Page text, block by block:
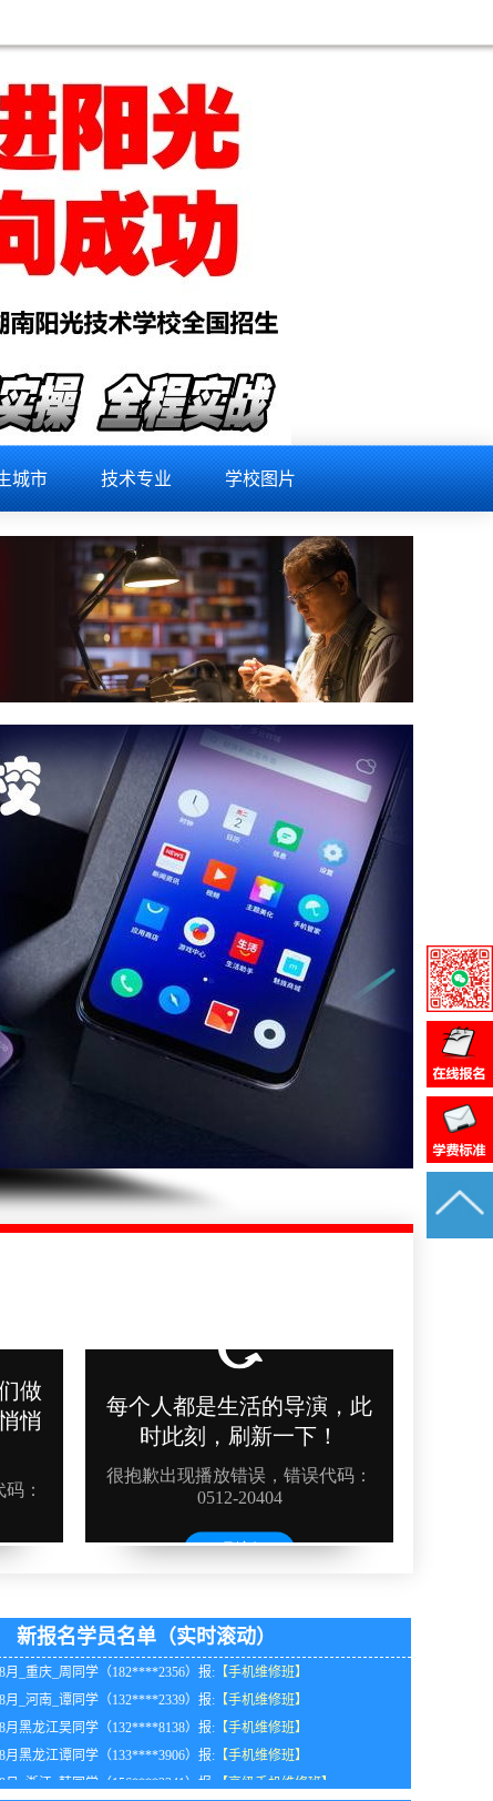
城市 技术专业 学校图片
新报名学员名单（实时滚动）
8月_广东_谭同学（134****2511）报:【高级手机维修班】
月_重庆_周同学（182****2356）报:【手机维修班】
8月_河南_谭同学（132****2339）报:
8月黑龙江吴同学（132****8138）报:
学（151****7744）2026年8月我校推荐到北京工作！